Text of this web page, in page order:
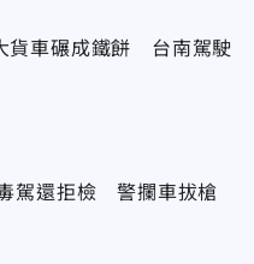
貨車碾成鐵餅 台南駕駛
駕還拒檢 警攔車拔槍